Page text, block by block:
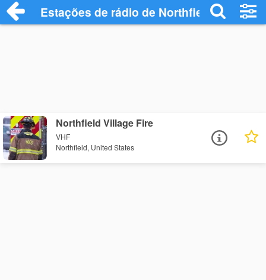
Estações de rádio de Northfield - Ouça
Northfield Village Fire
VHF
Northfield, United States